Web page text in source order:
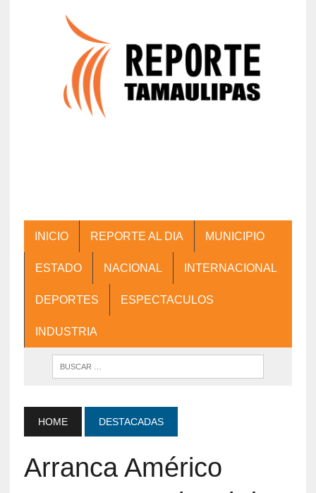
INICIO REPORTE AL DIA MUNICIPIO
ESTADO NACIONAL INTERNACIONAL
DEPORTES ESPECTACULOS
INDUSTRIA
HOME DESTACADAS
Arranca Américo